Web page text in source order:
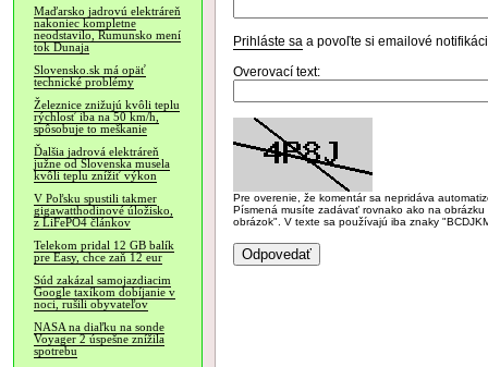
Maďarsko jadrovú elektráreň
nakoniec kompletne
neodstavilo, Rumunsko mení
tok Dunaja
Slovensko.sk má opäť
technické problémy
Železnice znižujú kvôli teplu
rýchlosť iba na 50 km/h,
spôsobuje to meškanie
Ďalšia jadrová elektráreň
južne od Slovenska musela
kvôli teplu znížiť výkon
V Poľsku spustili takmer
gigawatthodinové úložisko,
z LiFePO4 článkov
Telekom pridal 12 GB balík
pre Easy, chce zaň 12 eur
Súd zakázal samojazdiacim
Google taxíkom dobíjanie v
noci, rušili obyvateľov
NASA na diaľku na sonde
Voyager 2 úspešne znížila
spotrebu
Prihláste sa a povoľte si emailové
Overovací text:
Pre overenie, že komentár sa nepridáva
Písmená musíte zadávať rovnako ako na
obrázok". V texte sa používajú iba znaky